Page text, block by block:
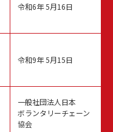
令和6年 5月16日
令和9年 5月15日
一般社団法人日本
ボランタリーチェーン
協会